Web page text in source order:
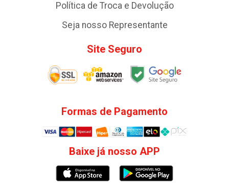
Política de Troca e Devolução
Seja nosso Representante
Site Seguro
Formas de Pagamento
Baixe já nosso APP